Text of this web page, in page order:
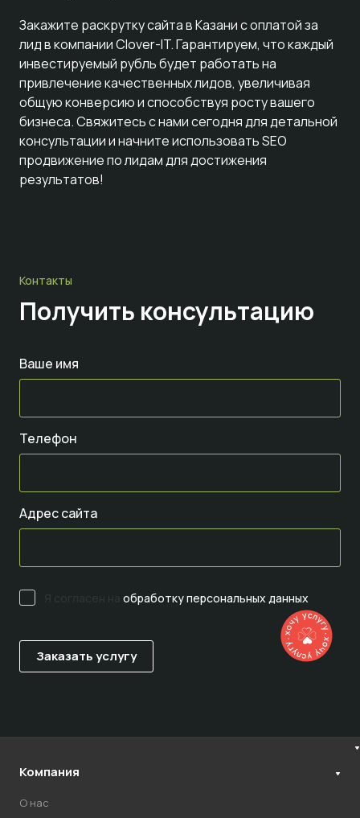
Закажите раскрутку сайта в Казани с оплатой за
лид в компании Clover-IT. Гарантируем, что каждый
инвестируемый рубль будет работать на
привлечение качественных лидов, увеличивая
общую конверсию и способствуя росту вашего
бизнеса. Свяжитесь с нами сегодня для детальной
консультации и начните использовать SEO
продвижение по лидам для достижения
результатов!
Контакты
Получить консультацию
Ваше имя
Телефон
Адрес сайта
Я согласен на обработку персональных данных
Компания
О нас